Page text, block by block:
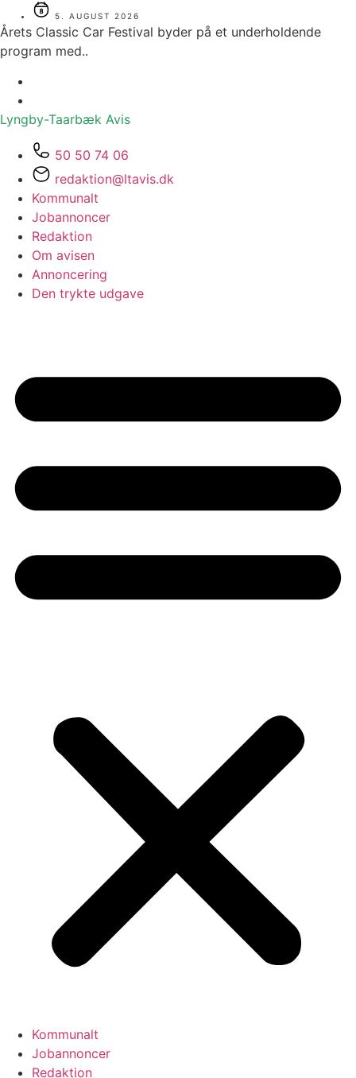
5. AUGUST 2026
Årets Classic Car Festival byder på et underholdende
program med..
Lyngby-Taarbæk Avis
50 50 74 06
redaktion@ltavis.dk
Kommunalt
Jobannoncer
Redaktion
Om avisen
Annoncering
Den trykte udgave
Kommunalt
Jobannoncer
Redaktion